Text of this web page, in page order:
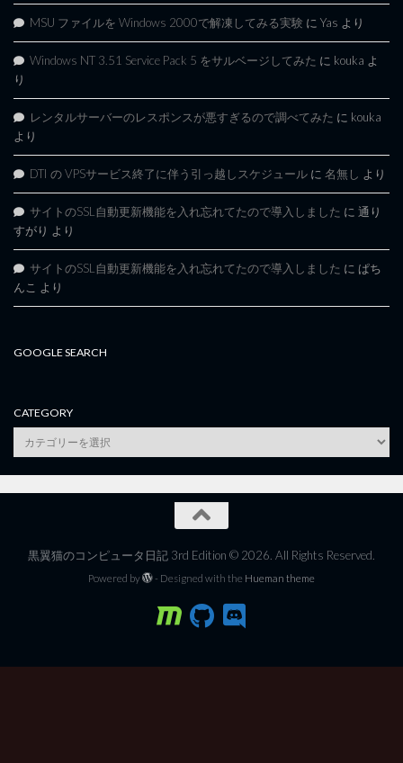
MSU ファイルを Windows 2000で解凍してみる実験 に Yas より
Windows NT 3.51 Service Pack 5 をサルベージしてみた に kouka よ
り
レンタルサーバーのレスポンスが悪すぎるので調べてみた に kouka
より
DTI の VPSサービス終了に伴う引っ越しスケジュール に 名無し より
サイトのSSL自動更新機能を入れ忘れてたので導入しました に 通り
すがり より
サイトのSSL自動更新機能を入れ忘れてたので導入しました に ぱち
んこ より
GOOGLE SEARCH
CATEGORY
category
黒翼猫のコンピュータ日記 3rd Edition © 2026. All Rights Reserved.
Powered by - Designed with the Hueman theme